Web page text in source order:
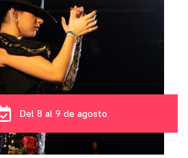
Del 8 al 9 de agosto